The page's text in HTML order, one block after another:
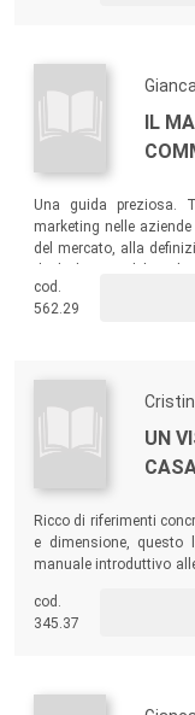
IL
Una guida preziosa.
marketing nelle
del mercato, alla
cod.
562.29
UN
Ricco di riferimenti
e dimensione, questo
manuale introduttivo
attenti, ma anche i
cod.
345.37